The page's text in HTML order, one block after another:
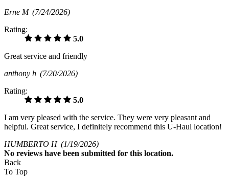
Erne M (7/24/2026)
Rating:
5.0
Great service and friendly
anthony h (7/20/2026)
Rating:
5.0
I am very pleased with the service. They were very pleasant and
helpful. Great service, I definitely recommend this U-Haul location!
HUMBERTO H (1/19/2026)
No reviews have been submitted for this location.
Back
To Top